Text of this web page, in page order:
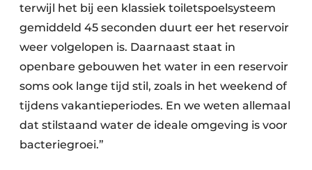
terwijl het bij een klassiek toiletspoelsysteem
gemiddeld 45 seconden duurt eer het reservoir
weer volgelopen is. Daarnaast staat in
openbare gebouwen het water in een reservoir
soms ook lange tijd stil, zoals in het weekend of
tijdens vakantieperiodes. En we weten allemaal
dat stilstaand water de ideale omgeving is voor
bacteriegroei.”